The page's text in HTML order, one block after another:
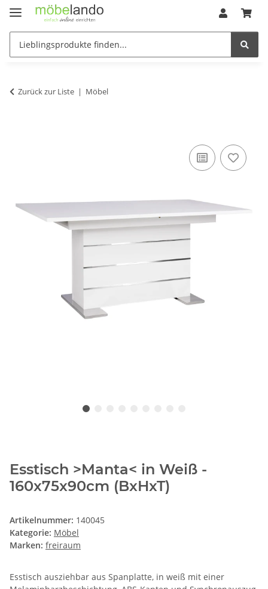
Zurück zur Liste Möbel
Esstisch >Manta< in Weiß -
160x75x90cm (BxHxT)
Artikelnummer: 140045
Kategorie: Möbel
Marken: freiraum
Esstisch ausziehbar aus Spanplatte, in weiß mit einer